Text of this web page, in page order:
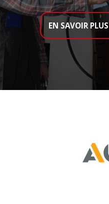
EN SAVOIR PLUS